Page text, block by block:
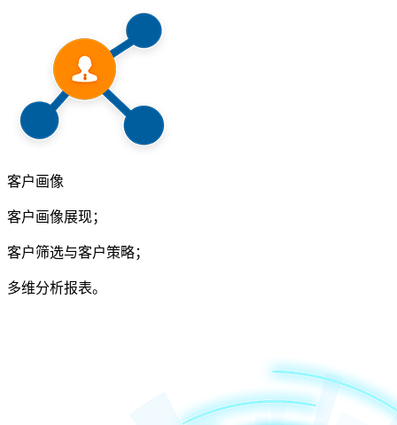
客户画像
客户画像展现；
客户筛选与客户策略；
多维分析报表。